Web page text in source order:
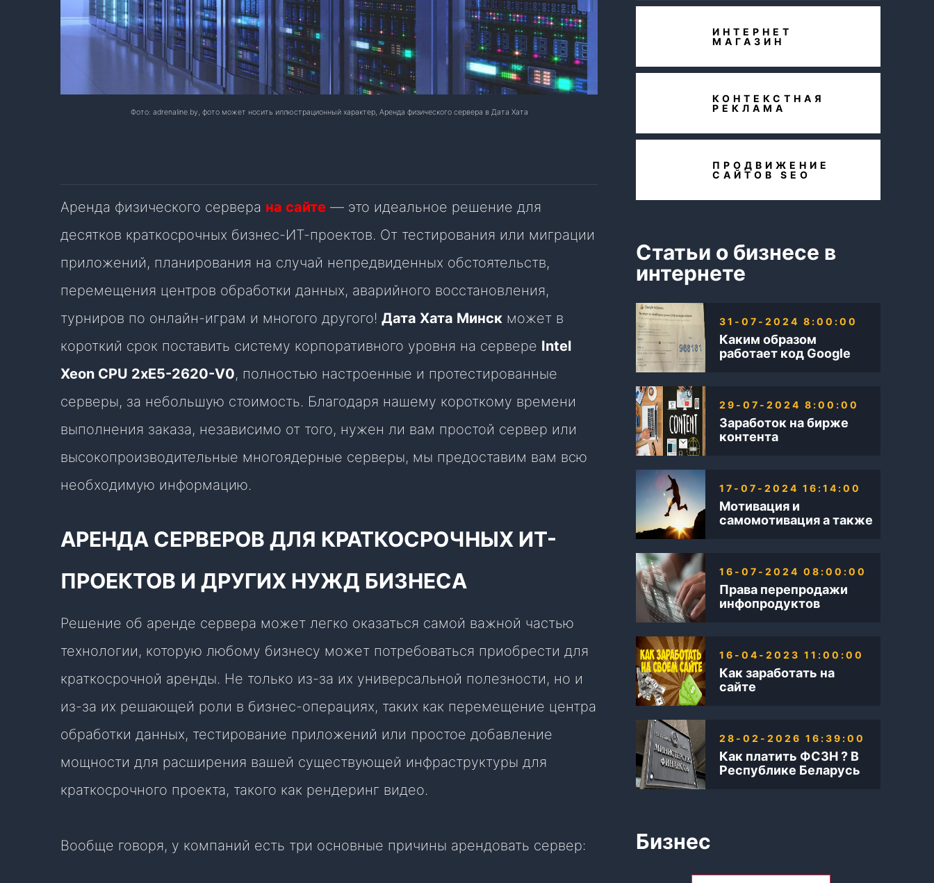
Фото: adrenaline.by, фото может носить иллюстрационный характер, Аренда физического сервера в Дата Хата
Аренда физического сервера на сайте — это идеальное решение для
десятков краткосрочных бизнес-ИТ-проектов. От тестирования или миграции
приложений, планирования на случай непредвиденных обстоятельств,
перемещения центров обработки данных, аварийного восстановления,
турниров по онлайн-играм и многого другого! Дата Хата Минск может в
короткий срок поставить систему корпоративного уровня на сервере Intel
Xeon CPU 2xE5-2620-V0, полностью настроенные и протестированные
серверы, за небольшую стоимость. Благодаря нашему короткому времени
выполнения заказа, независимо от того, нужен ли вам простой сервер или
высокопроизводительные многоядерные серверы, мы предоставим вам всю
необходимую информацию.
АРЕНДА СЕРВЕРОВ ДЛЯ КРАТКОСРОЧНЫХ ИТ-
ПРОЕКТОВ И ДРУГИХ НУЖД БИЗНЕСА
Решение об аренде сервера может легко оказаться самой важной частью
технологии, которую любому бизнесу может потребоваться приобрести для
краткосрочной аренды. Не только из-за их универсальной полезности, но и
из-за их решающей роли в бизнес-операциях, таких как перемещение центра
обработки данных, тестирование приложений или простое добавление
мощности для расширения вашей существующей инфраструктуры для
краткосрочного проекта, такого как рендеринг видео.
Вообще говоря, у компаний есть три основные причины арендовать сервер:
ИНТЕРНЕТ
МАГАЗИН
КОНТЕКСТНАЯ
РЕКЛАМА
ПРОДВИЖЕНИЕ
САЙТОВ SEO
Статьи о бизнесе в
интернете
Каким образом
работает код Google
31-07-2024 8:00:00
Заработок на бирже
контента
29-07-2024 8:00:00
Мотивация и
самомотивация а также
17-07-2024 16:14:00
Права перепродажи
инфопродуктов
16-07-2024 08:00:00
Как заработать на
сайте
16-04-2023 11:00:00
Как платить ФСЗН ? В
Республике Беларусь
28-02-2026 16:39:00
Бизнес